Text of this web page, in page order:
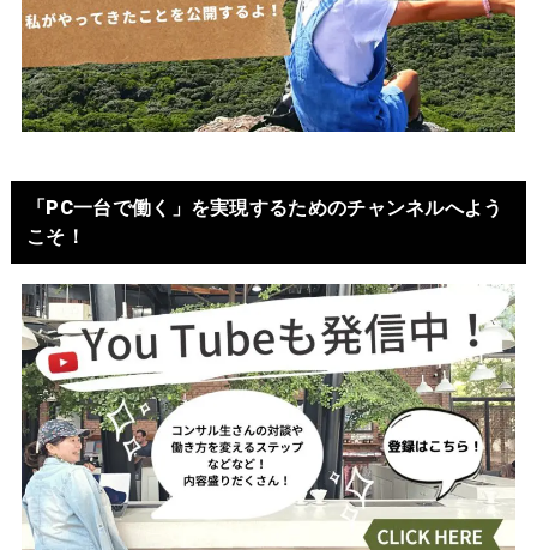
「PC一台で働く」を実現するためのチャンネルへよう
こそ！